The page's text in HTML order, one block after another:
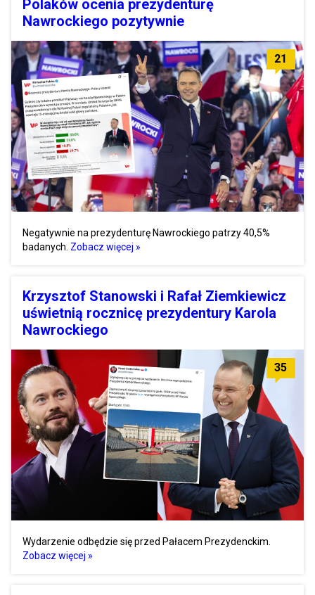
Polaków ocenia prezydenturę
Nawrockiego pozytywnie
21
Negatywnie na prezydenturę Nawrockiego patrzy 40,5%
badanych. Zobacz więcej »
Krzysztof Stanowski i Rafał Ziemkiewicz
uświetnią rocznicę prezydentury Karola
Nawrockiego
35
Wydarzenie odbędzie się przed Pałacem Prezydenckim.
Zobacz więcej »